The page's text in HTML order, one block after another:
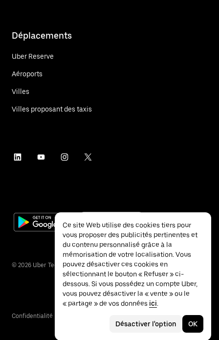
Déplacements
Uber Reserve
Aéroports
Villes
Villes proposant des taxis
© 2026 Uber Technologies Inc.
Confidentialité
Ce site Web utilise des cookies tiers pour
vous proposer des publicités pertinentes et
du contenu personnalisé grâce à la
mémorisation de votre localisation. Vous
pouvez désactiver ces cookies en
sélectionnant le bouton « Refuser » ci-
dessous. Si vous possédez un compte Uber,
vous pouvez désactiver la « vente » ou le
« partage » de vos données ici.
Désactiver l'option OK